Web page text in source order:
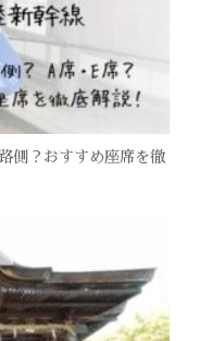
側？おすすめ座席を徹